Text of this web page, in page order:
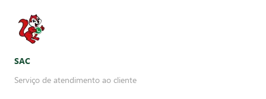
SAC
Serviço de atendimento ao cliente